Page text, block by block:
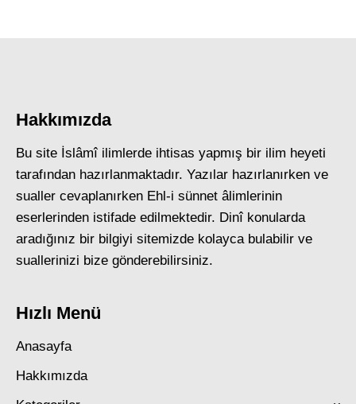
Hakkımızda
Bu site İslâmî ilimlerde ihtisas yapmış bir ilim heyeti
tarafından hazırlanmaktadır. Yazılar hazırlanırken ve
sualler cevaplanırken Ehl-i sünnet âlimlerinin
eserlerinden istifade edilmektedir. Dinî konularda
aradığınız bir bilgiyi sitemizde kolayca bulabilir ve
suallerinizi bize gönderebilirsiniz.
Hızlı Menü
Anasayfa
Hakkımızda